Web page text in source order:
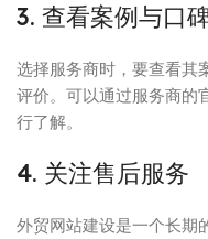
3. 查看案例与口
选择服务商时，要查看其
评价。可以通过服务商的
行了解。
4. 关注售后服务
外贸网站建设是一个长期